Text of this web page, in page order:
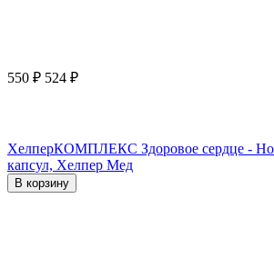
550 ₽ 524 ₽
ХелперКОМПЛЕКС Здоровое сердце -
капсул, Хелпер Мед
В корзину